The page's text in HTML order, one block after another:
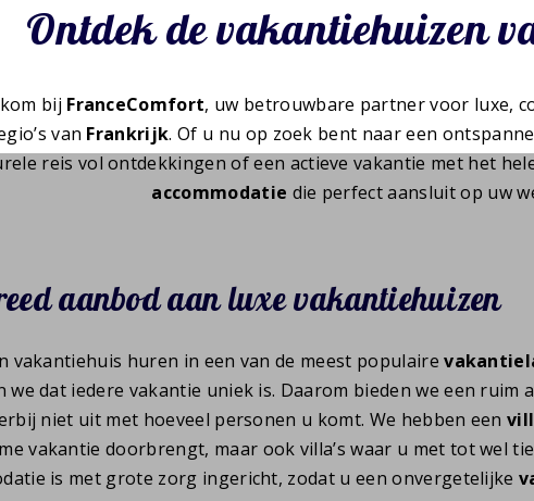
Ontdek de vakantiehuizen
bij FranceComfort, uw betrouwbare partner voor luxe,
van Frankrijk. Of u nu op zoek bent naar een
reis vol ontdekkingen of een actieve vakantie met het
accommodatie die perfect aansluit op uw
aanbod aan luxe vakantiehuizen
vakantiehuis huren in een van de meest populaire
we dat iedere vakantie uniek is. Daarom bieden we een
niet uit met hoeveel personen u komt. We hebben een
vakantie doorbrengt, maar ook villa’s waar u met tot wel
is met grote zorg ingericht, zodat u een onvergetelijke